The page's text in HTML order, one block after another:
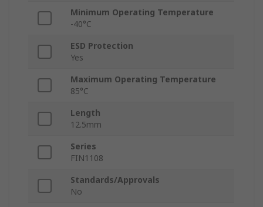
Minimum Operating Temperature
-40°C
ESD Protection
Yes
Maximum Operating Temperature
85°C
Length
12.5mm
Series
FIN1108
Standards/Approvals
No